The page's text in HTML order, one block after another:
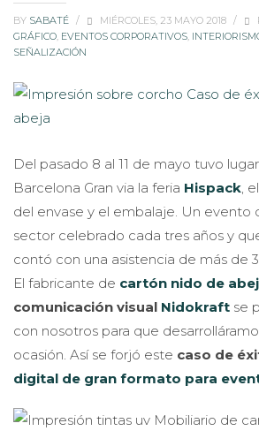
BY SABATÉ / MIÉRCOLES, 23 MAYO 2018 /
GRÁFICO, EVENTOS CORPORATIVOS,
SEÑALIZACIÓN
Del pasado 8 al 11 de mayo tuvo
Barcelona Gran via la feria Hispack,
del envase y el embalaje. Un evento
sector celebrado cada tres años y
contó con una asistencia de más de
El fabricante de cartón nido de
comunicación visual Nidokraft se
con nosotros para que
ocasión. Así se forjó este caso de
digital de gran formato para